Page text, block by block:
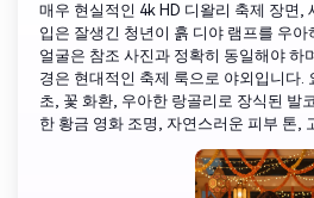
매우 현실적인 4k HD 디왈리 축제 장면,
입은 잘생긴 청년이 흙 디야 램프를 우아
얼굴은 참조 사진과 정확히 동일해야 하
경은 현대적인 축제 룩으로 야외입니다.
초, 꽃 화환, 우아한 랑골리로 장식된 발
한 황금 영화 조명, 자연스러운 피부 톤,